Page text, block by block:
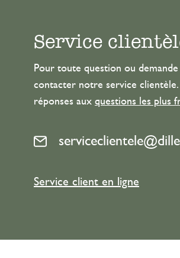
Service
Pour toute question ou
contacter notre service
réponses aux questions les plus
Service client en ligne